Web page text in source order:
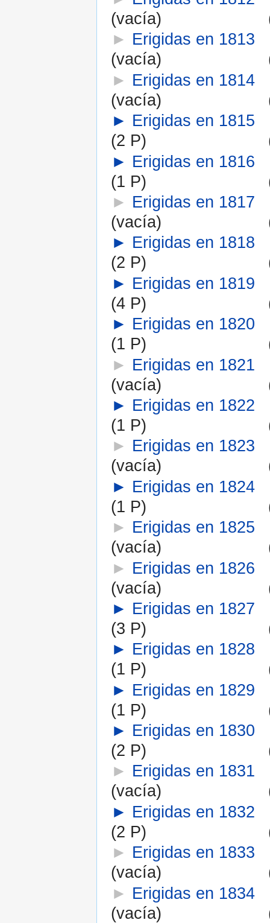
(vacía)
► Erigidas en 1813
(vacía)
► Erigidas en 1814
(vacía)
► Erigidas en 1815
(2 P)
► Erigidas en 1816
(1 P)
► Erigidas en 1817
(vacía)
► Erigidas en 1818
(2 P)
► Erigidas en 1819
(4 P)
► Erigidas en 1820
(1 P)
► Erigidas en 1821
(vacía)
► Erigidas en 1822
(1 P)
► Erigidas en 1823
(vacía)
► Erigidas en 1824
(1 P)
► Erigidas en 1825
(vacía)
► Erigidas en 1826
(vacía)
► Erigidas en 1827
(3 P)
► Erigidas en 1828
(1 P)
► Erigidas en 1829
(1 P)
► Erigidas en 1830
(2 P)
► Erigidas en 1831
(vacía)
► Erigidas en 1832
(2 P)
► Erigidas en 1833
(vacía)
► Erigidas en 1834
(vacía)